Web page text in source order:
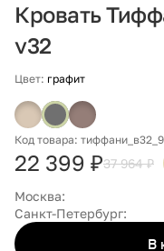
Кровать
v32
Цвет: графит
Код товара:
22 399 ₽37 964 ₽
Москва:
Санкт-Петербург:
В